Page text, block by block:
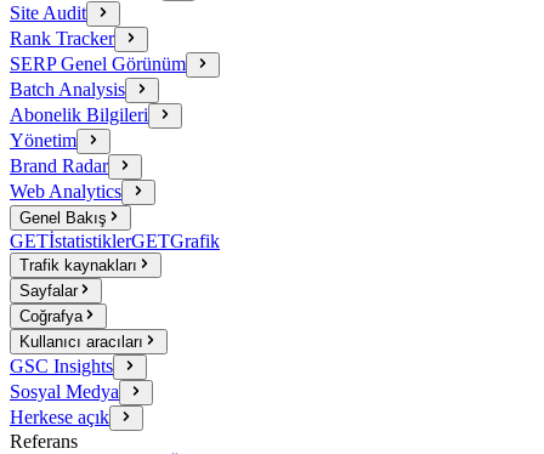
Site Audit
Rank Tracker
SERP Genel Görünüm
Batch Analysis
Abonelik Bilgileri
Yönetim
Brand Radar
Web Analytics
Genel Bakış
GETİstatistiklerGETGrafik
Trafik kaynakları
Sayfalar
Coğrafya
Kullanıcı aracıları
GSC Insights
Sosyal Medya
Herkese açık
Referans